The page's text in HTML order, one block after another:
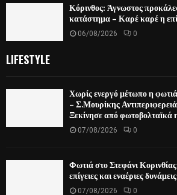
Κόρινθος: Άγνωστος
κατάστημα – Καρέ καρέ η
06/08/2026 0
LIFESTYLE
Χωρίς ενεργό μέτωπο η
– Σ.Μουρίκης
Ξεκίνησε από
07/08/2026 0
Φωτιά στο Στεφάνι
επίγειες και εναέριες
07/08/2026 0